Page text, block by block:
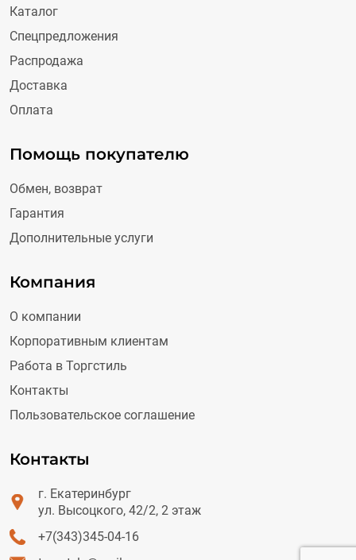
Каталог
Спецпредложения
Распродажа
Доставка
Оплата
Помощь покупателю
Обмен, возврат
Гарантия
Дополнительные услуги
Компания
О компании
Корпоративным клиентам
Работа в Торгстиль
Контакты
Пользовательское соглашение
Контакты
г. Екатеринбург
ул. Высоцкого, 42/2, 2 этаж
+7(343)345-04-16